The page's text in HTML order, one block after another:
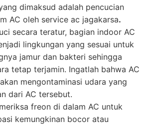
dimaksud adalah pencucian
AC oleh service ac jagakarsa.
secara teratur, bagian indoor AC
lingkungan yang sesuai untuk
jamur dan bakteri sehingga
tetap terjamin. Ingatlah bahwa AC
mengontaminasi udara yang
dari AC tersebut.
freon di dalam AC untuk
kemungkinan bocor atau